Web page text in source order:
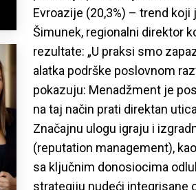
Evroazije (20,3%) – trend
Šimunek, regionalni direktor
rezultate: „U praksi smo
alatka podrške poslovnom
pokazuju: Menadžment je
na taj način prati direktan
Značajnu ulogu igraju i
(reputation management),
sa ključnim donosiocima
strategiju nudeći integrisane